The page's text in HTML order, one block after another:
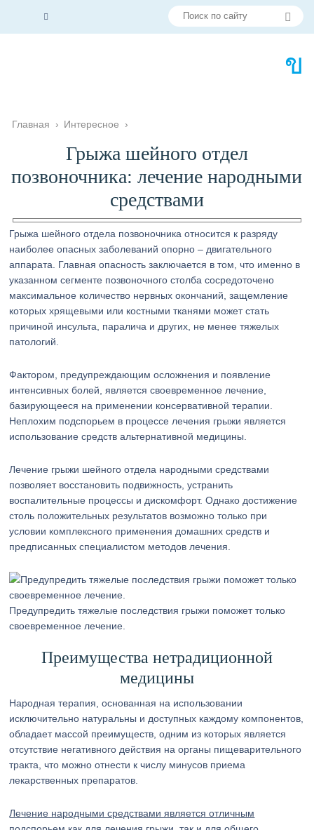
Главная › Интересное ›
Грыжа шейного отдел
позвоночника: лечение народными
средствами
Грыжа шейного отдела позвоночника относится к разряду
наиболее опасных заболеваний опорно – двигательного
аппарата. Главная опасность заключается в том, что именно в
указанном сегменте позвоночного столба сосредоточено
максимальное количество нервных окончаний, защемление
которых хрящевыми или костными тканями может стать
причиной инсульта, паралича и других, не менее тяжелых
патологий.
Фактором, предупреждающим осложнения и появление
интенсивных болей, является своевременное лечение,
базирующееся на применении консервативной терапии.
Неплохим подспорьем в процессе лечения грыжи является
использование средств альтернативной медицины.
Лечение грыжи шейного отдела народными средствами
позволяет восстановить подвижность, устранить
воспалительные процессы и дискомфорт. Однако достижение
столь положительных результатов возможно только при
условии комплексного применения домашних средств и
предписанных специалистом методов лечения.
Предупредить тяжелые последствия грыжи поможет только
своевременное лечение.
Преимущества нетрадиционной
медицины
Народная терапия, основанная на использовании
исключительно натуральны и доступных каждому компонентов,
обладает массой преимуществ, одним из которых является
отсутствие негативного действия на органы пищеварительного
тракта, что можно отнести к числу минусов приема
лекарственных препаратов.
Лечение народными средствами является отличным